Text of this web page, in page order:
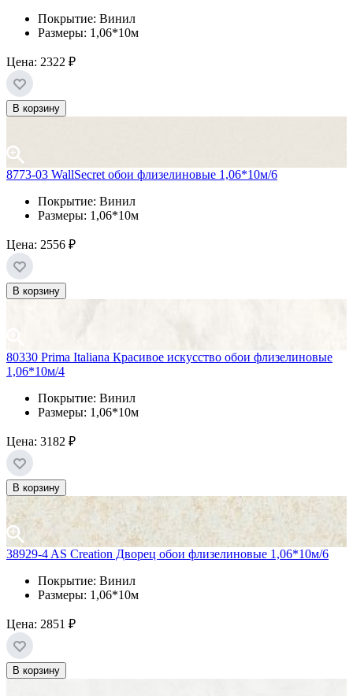
Покрытие: Винил
Размеры: 1,06*10м
Цена: 2322 ₽
В корзину
8773-03 WallSecret обои флизелиновые 1,06*10м/6
Покрытие: Винил
Размеры: 1,06*10м
Цена: 2556 ₽
В корзину
80330 Prima Italiana Красивое искусство обои флизелиновые
1,06*10м/4
Покрытие: Винил
Размеры: 1,06*10м
Цена: 3182 ₽
В корзину
38929-4 AS Creation Дворец обои флизелиновые 1,06*10м/6
Покрытие: Винил
Размеры: 1,06*10м
Цена: 2851 ₽
В корзину